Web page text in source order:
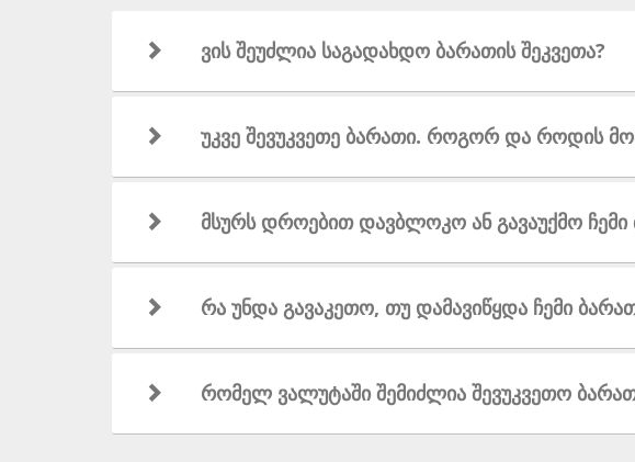
ვის შეუძლია საგადახდო ბარათის შეკვეთა?
უკვე შევუკვეთე ბარათი. როგორ და როდის
მსურს დროებით დავბლოკო ან გავაუქმო ჩემი
რა უნდა გავაკეთო, თუ დამავიწყდა ჩემი
რომელ ვალუტაში შემიძლია შევუკვეთო